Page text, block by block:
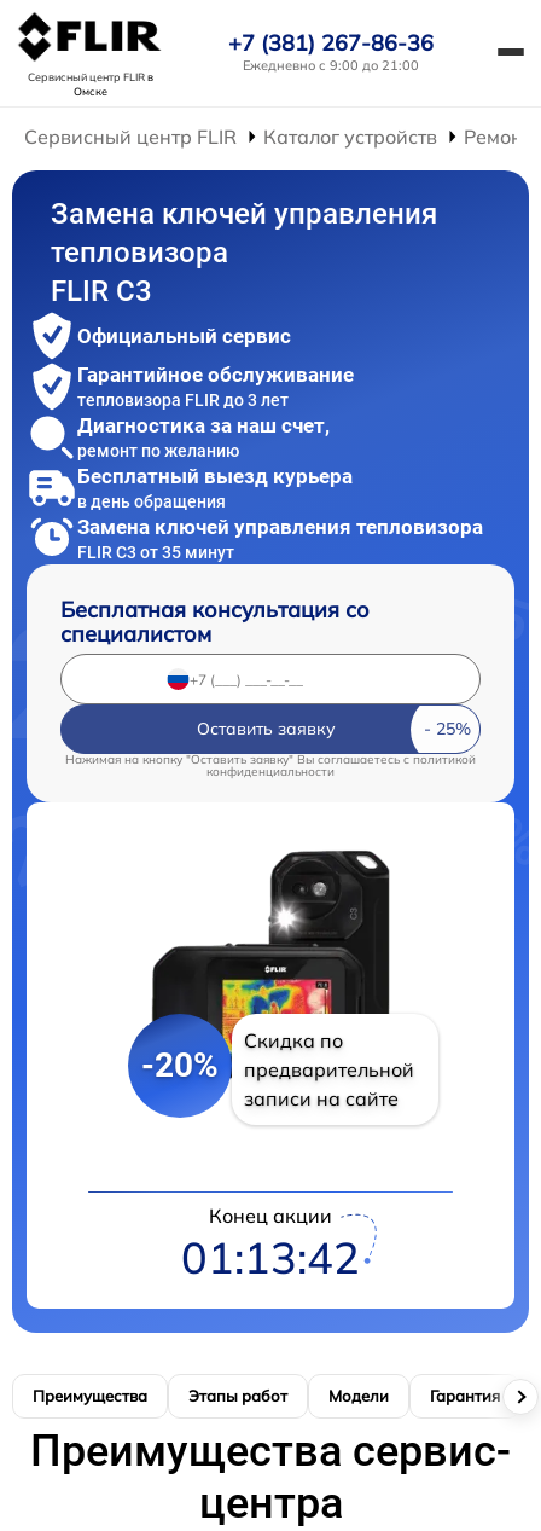
Сервисный центр FLIRв
Омске
+7 (381) 267-86-36
Ежедневно с 9:00 до 21:00
Сервисный центр FLIR Каталог устройств Ремонт
Замена ключей управления
тепловизора
FLIR С3
Официальный сервис
Гарантийное обслуживание
тепловизора FLIR до 3 лет
Диагностика за наш счет,
ремонт по желанию
Бесплатный выезд курьера
в день обращения
Замена ключей управления тепловизора
FLIR С3 от 35 минут
Бесплатная консультация со
специалистом
Оставить заявку
Нажимая на кнопку "Оставить заявку" Вы соглашаетесь c политикой
конфиденциальности
-20%
Скидка по
предварительной
записи на сайте
Конец акции
01:13:41
Преимущества Этапы работ Модели Гарантия
Преимущества сервис-
центра